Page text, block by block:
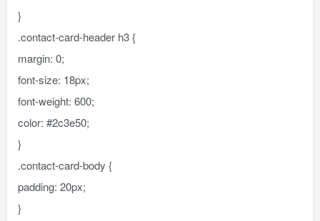
}
.contact-card-header h3 {
margin: 0;
font-size: 18px;
font-weight: 600;
color: #2c3e50;
}
.contact-card-body {
padding: 20px;
}